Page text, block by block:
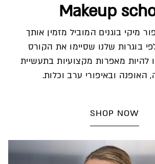
Makeup
מיקי בוגנים המוביל מזמין אותך
בוגרות שלנו שסיימו את הקורס
להיות מאפרות מקצועיות בתעשיית
האופנה ובאיפורי ערב וכלות.
SHOP NOW